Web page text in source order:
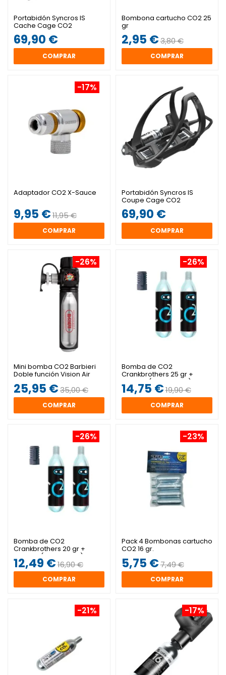
Portabidón Syncros IS
Cache Cage CO2
69,90 €
COMPRAR
Bombona cartucho CO2 25
gr
2,95 €3,80 €
COMPRAR
-17%
Adaptador CO2 X-Sauce
9,95 €11,95 €
COMPRAR
Portabidón Syncros IS
Coupe Cage CO2
69,90 €
COMPRAR
-26%
Mini bomba CO2 Barbieri
Doble función Vision Air
25,95 €35,00 €
COMPRAR
-26%
Bomba de CO2
Crankbrothers 25 gr +
Inflador (2 unidades)
14,75 €19,90 €
COMPRAR
-26%
Bomba de CO2
Crankbrothers 20 gr +
Inflador (2 unidades)
12,49 €16,90 €
COMPRAR
-23%
Pack 4 Bombonas cartucho
CO2 16 gr.
5,75 €7,49 €
COMPRAR
-21% -17%